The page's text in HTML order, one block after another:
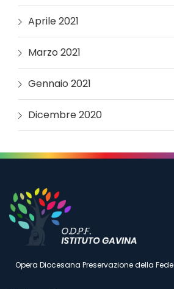
Aprile 2021
Marzo 2021
Gennaio 2021
Dicembre 2020
Opera Diocesana Preservazione della Fede